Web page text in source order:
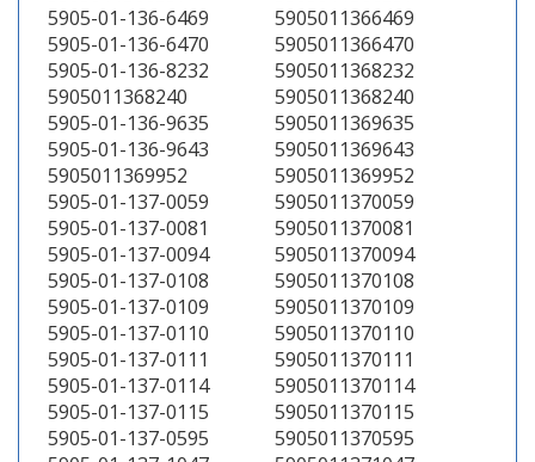
5905-01-136-6469
5905011366469
5905-01-136-6470
5905011366470
5905-01-136-8232
5905011368232
5905011368240
5905011368240
5905-01-136-9635
5905011369635
5905-01-136-9643
5905011369643
5905011369952
5905011369952
5905-01-137-0059
5905011370059
5905-01-137-0081
5905011370081
5905-01-137-0094
5905011370094
5905-01-137-0108
5905011370108
5905-01-137-0109
5905011370109
5905-01-137-0110
5905011370110
5905-01-137-0111
5905011370111
5905-01-137-0114
5905011370114
5905-01-137-0115
5905011370115
5905-01-137-0595
5905011370595